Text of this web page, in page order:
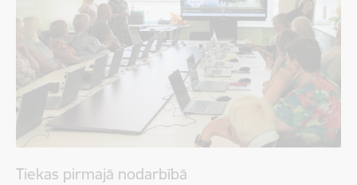
Tiekas pirmajā nodarbībā